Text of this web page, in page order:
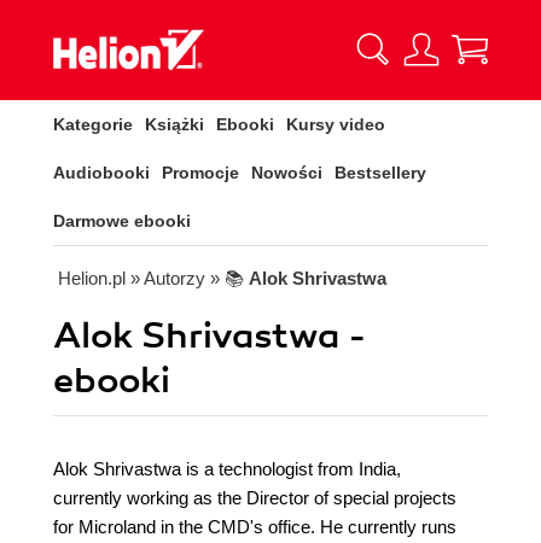
Kategorie Książki Ebooki Kursy video
Audiobooki Promocje Nowości Bestsellery
Darmowe ebooki
Helion.pl » Autorzy » 📚 Alok Shrivastwa
Alok Shrivastwa -
ebooki
Alok Shrivastwa is a technologist from India,
currently working as the Director of special projects
for Microland in the CMD's office. He currently runs